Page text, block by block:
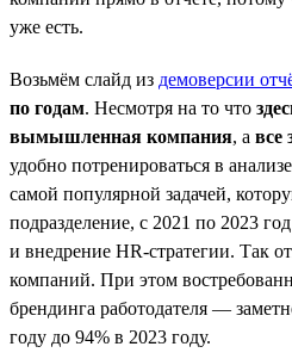
уже есть.
Возьмём слайд из демоверсии
по годам. Несмотря на то что
вымышленная компания, а все
удобно потренироваться в
самой популярной задачей,
подразделение, с 2021 по 2023 год
и внедрение HR-стратегии. Так
компаний. При этом
брендинга работодателя —
году до 94% в 2023 году.